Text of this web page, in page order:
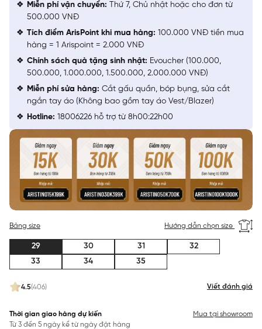
4.5(406) Viết đánh giá
Bảng size Hướng dẫn chọn size
29 30 31
32
33
34 35
Thời gian giao hàng dự kiến
Từ 3 đến 5 ngày kể từ ngày đặt hàng
Mua tại showroom
Miễn phí vận chuyển: Thứ 7, Chủ nhật hoặc cho đơn từ
500.000 VNĐ
Tích điểm ArisPoint khi mua hàng: 100.000 VNĐ tiền mua
hàng = 1 Arispoint = 2.000 VNĐ
Chính sách quà tặng sinh nhật: Evoucher (100.000,
500.000, 1.000.000, 1.500.000, 2.000.000 VNĐ)
Miễn phí sửa hàng: Cắt gấu quần, bóp bụng, sửa cắt
ngắn tay áo (Không bao gồm tay áo Vest/Blazer)
Hotline: 18006226 hỗ trợ từ 8h00:22h00